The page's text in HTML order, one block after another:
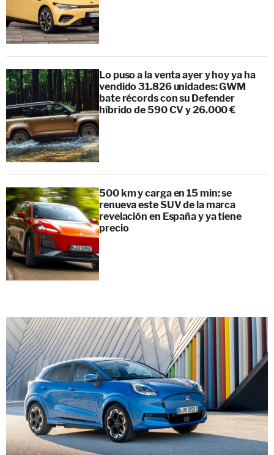
Lo puso a la venta ayer y hoy ya ha
vendido 31.826 unidades: GWM
bate récords con su Defender
híbrido de 590 CV y 26.000 €
500 km y carga en 15 min: se
renueva este SUV de la marca
revelación en España y ya tiene
precio